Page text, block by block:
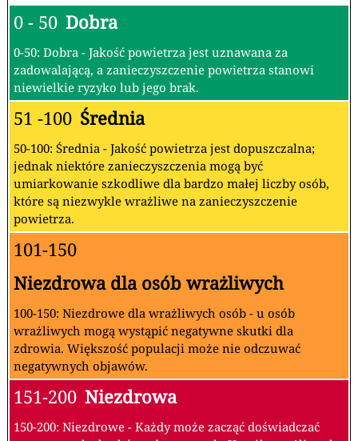
0 - 50 Dobra
0-50: Dobra - Jakość powietrza jest uznawana za
zadowalającą, a zanieczyszczenie powietrza stanowi
niewielkie ryzyko lub jego brak.
51 -100 Średnia
50-100: Średnia - Jakość powietrza jest dopuszczalna;
jednak niektóre zanieczyszczenia mogą być
umiarkowanie szkodliwe dla bardzo małej liczby osób,
które są niezwykle wrażliwe na zanieczyszczenie
powietrza.
101-150
Niezdrowa dla osób wrażliwych
100-150: Niezdrowe dla wrażliwych osób - u osób
wrażliwych mogą wystąpić negatywne skutki dla
zdrowia. Większość populacji może nie odczuwać
negatywnych objawów.
151-200 Niezdrowa
150-200: Niezdrowe - Każdy może zacząć doświadczać